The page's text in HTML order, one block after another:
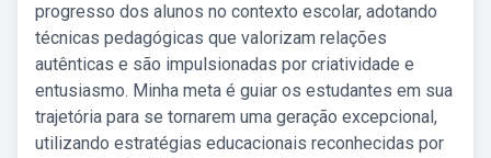
progresso dos alunos no contexto escolar, adotando
técnicas pedagógicas que valorizam relações
autênticas e são impulsionadas por criatividade e
entusiasmo. Minha meta é guiar os estudantes em sua
trajetória para se tornarem uma geração excepcional,
utilizando estratégias educacionais reconhecidas por